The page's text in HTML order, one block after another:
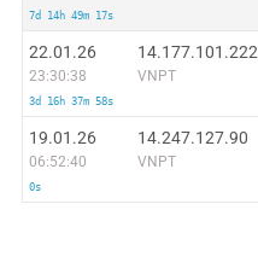
7d 14h 49m 17s
22.01.26
23:30:38
3d 16h 37m 58s
14.177.101.222
VNPT
19.01.26
06:52:40
0s
14.247.127.90
VNPT